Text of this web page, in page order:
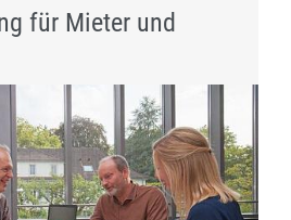
für Mieter und